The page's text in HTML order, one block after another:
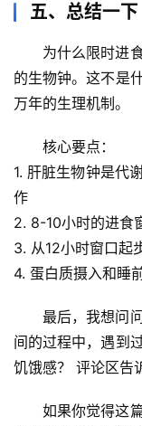
五、总结一下
为什么限时进
的生物钟。这不是
万年的生理机制。
核心要点：
1. 肝脏生物钟是代
作
2. 8-10小时的进食
3. 从12小时窗口起
4. 蛋白质摄入和睡
最后，我想问
间的过程中，遇到
饥饿感？
评论区告
如果你觉得这